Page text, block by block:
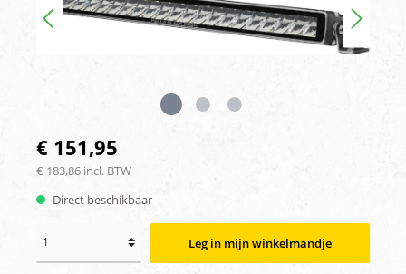
€ 151,95
€ 183,86 incl. BTW
Direct beschikbaar
Leg in mijn winkelmandje